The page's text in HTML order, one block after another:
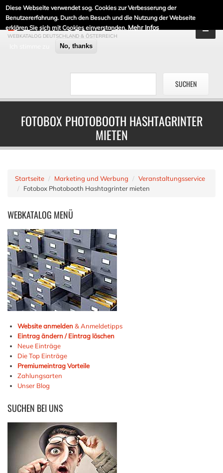
Diese Webseite verwendet sog. Cookies zur Verbesserung der
Benutzererfahrung. Durch den Besuch und die Nutzung der Webseite
erklären Sie sich mit Cookies einverstanden. Mehr Infos
No, thanks
DE-LINKLISTE.DE
WEBKATALOG DEUTSCHLAND & ÖSTERREICH
FOTOBOX PHOTOBOOTH HASHTAGRINTER
MIETEN
Startseite Marketing und Werbung
Veranstaltungsservice
Fotobox Photobooth Hashtagrinter mieten
WEBKATALOG MENÜ
Website anmelden& Anmeldetipps
Eintrag ändern / Eintrag löschen
Neue Einträge
Die Top Einträge
Premiumeintrag Vorteile
Zahlungsarten
Unser Blog
SUCHEN BEI UNS